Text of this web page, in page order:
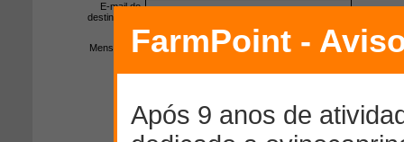
E-mail do
destinatário:
Mensagem:
300caracteres restantes